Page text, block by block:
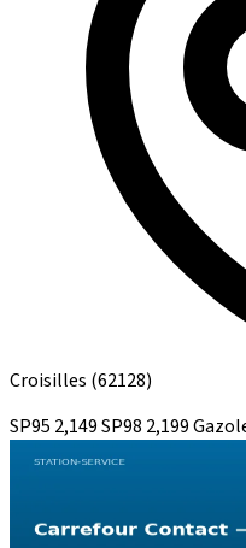
Croisilles (62128)
SP95 2,149SP98 2,199